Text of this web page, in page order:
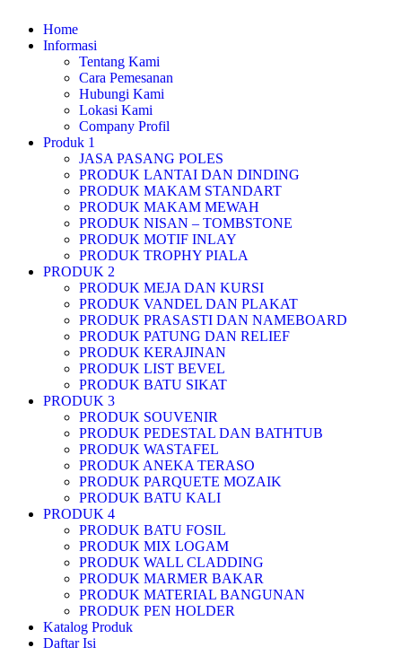
Home
Informasi
Tentang Kami
Cara Pemesanan
Hubungi Kami
Lokasi Kami
Company Profil
Produk 1
JASA PASANG POLES
PRODUK LANTAI DAN DINDING
PRODUK MAKAM STANDART
PRODUK MAKAM MEWAH
PRODUK NISAN – TOMBSTONE
PRODUK MOTIF INLAY
PRODUK TROPHY PIALA
PRODUK 2
PRODUK MEJA DAN KURSI
PRODUK VANDEL DAN PLAKAT
PRODUK PRASASTI DAN NAMEBOARD
PRODUK PATUNG DAN RELIEF
PRODUK KERAJINAN
PRODUK LIST BEVEL
PRODUK BATU SIKAT
PRODUK 3
PRODUK SOUVENIR
PRODUK PEDESTAL DAN BATHTUB
PRODUK WASTAFEL
PRODUK ANEKA TERASO
PRODUK PARQUETE MOZAIK
PRODUK BATU KALI
PRODUK 4
PRODUK BATU FOSIL
PRODUK MIX LOGAM
PRODUK WALL CLADDING
PRODUK MARMER BAKAR
PRODUK MATERIAL BANGUNAN
PRODUK PEN HOLDER
Katalog Produk
Daftar Isi